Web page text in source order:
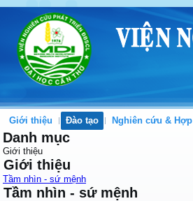
Giới thiệu Đào tạo Nghiên cứu &
Danh mục
Giới thiệu
Giới thiệu
Tầm nhìn - sứ mệnh
Tầm nhìn - sứ mệnh